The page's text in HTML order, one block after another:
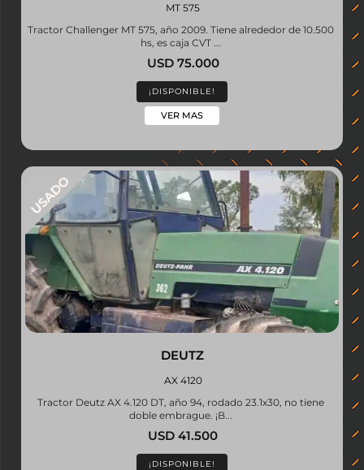
MT 575
Tractor Challenger MT 575, año 2009. Tiene alrededor de 10.500
hs, es caja CVT ...
USD 75.000
¡DISPONIBLE!
VER MAS
DEUTZ
AX 4120
Tractor Deutz AX 4.120 DT, año 94, rodado 23.1x30, no tiene
doble embrague. ¡B...
USD 41.500
¡DISPONIBLE!